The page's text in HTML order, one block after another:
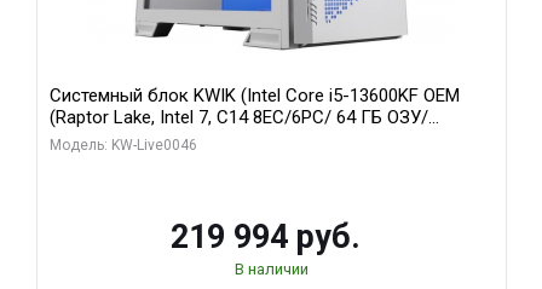
Системный блок KWIK (Intel Core i5-13600KF OEM
(Raptor Lake, Intel 7, C14 8EC/6PC/ 64 ГБ ОЗУ/
Gigabyte RTX5060Ti GAMING OC 8GB GDDR7 128bit
Модель: KW-Live0046
219 994 руб.
В наличии